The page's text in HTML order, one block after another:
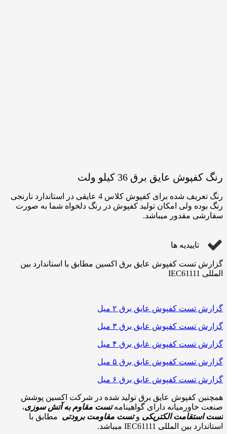
رنگ کفپوش عایق برق 36 کیلو ولت
رنگ تعریف شده برای کفپوش کلاس 4 عایقی در استاندارد نارنجی
رنگ بوده ولی امکان تولید کفپوش در رنگ دلخواه شما به صورت
سفارشی مقدور میباشد.
تاییدیه ها
گزارش تست کفپوش عایق برق اکسین مطابق با استاندارد بین
المللی IEC61111
گزارش تست کفپوش عایق برق ۲ میل
گزارش تست کفپوش عایق برق ۳ میل
گزارش تست کفپوش عایق برق ۴ میل
گزارش تست کفپوش عایق برق ۵ میل
گزارش تست کفپوش عایق برق ۶ میل
همچنین کفپوش عایق برق تولید شده در شرکت اکسین پوشش
صنعت خاورمیانه دارای گواهینامهتست مقاوم به آتش سوزی،
ست استقامت الکتریکیوتست مقاومت برودتیمطابق با
استاندارد بین المللی IEC61111 میباشد.